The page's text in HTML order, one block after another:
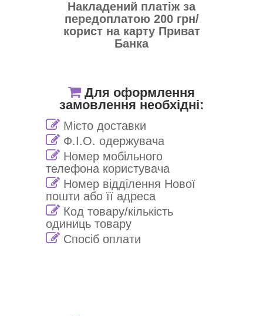
Накладений платіж за
передоплатою 200 грн/
корист на карту Приват
Банка
Для оформлення
замовлення необхідні:
Місто доставки
Ф.І.О. одержувача
Номер мобільного
телефона користувача
Номер відділення Нової
пошти або її адреса
Код товару/кількість
одиниць товару
Спосіб оплати